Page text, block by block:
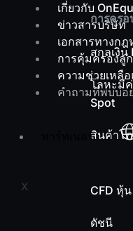
เกี่ยวกับ
ข่าวสารบริษัท
เอกสารทางกฎ
การคุ้มครองลู
ความช่วยเหลื
คำถามที่พบบ่อ
พาร์ทเนอร์
X
การคร
สกุลเงิน
โลหะมี
Spot
สินค้าโ
CFD หุ้น
ดัชนี